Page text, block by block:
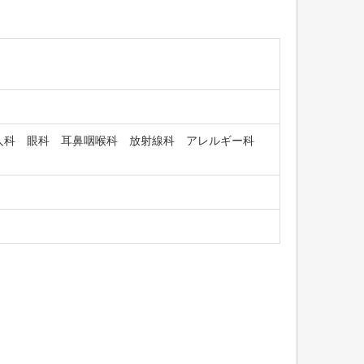
眼科 耳鼻咽喉科 放射線科 アレルギー科